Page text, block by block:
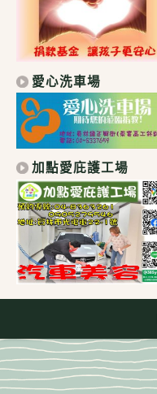
愛心洗車場
加點愛庇護工場